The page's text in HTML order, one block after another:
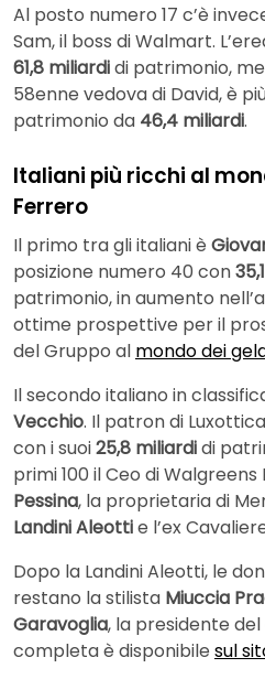
Al posto numero 17 c’è
Sam, il boss di Walmart.
61,8 miliardidi patrimonio,
58enne vedova di David, è
patrimonio da 46,4 miliardi.
Italiani più ricchi al
Ferrero
Il primo tra gli italiani è
posizione numero 40 con
patrimonio, in aumento
ottime prospettive per il
del Gruppo al mondo dei
Il secondo italiano in
Vecchio. Il patron di
con i suoi25,8 miliardidi
primi 100 il Ceo di
Pessina, la proprietaria di
Landini Aleottie l’ex
Dopo la Landini Aleotti, le
restano la stilista Miuccia
Garavoglia, la presidente
completa è disponibile sul